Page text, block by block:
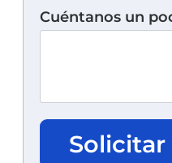
Cuéntanos un